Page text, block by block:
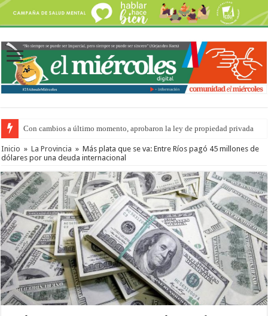
Con cambios a último momento, aprobaron la ley de propiedad privada
Del viernes 7 al domingo 9 de agosto: la agenda ¿A dónde ir? para este
Inicio » La Provincia » Más plata que se va: Entre Ríos pagó 45 millones de
dólares por una deuda internacional